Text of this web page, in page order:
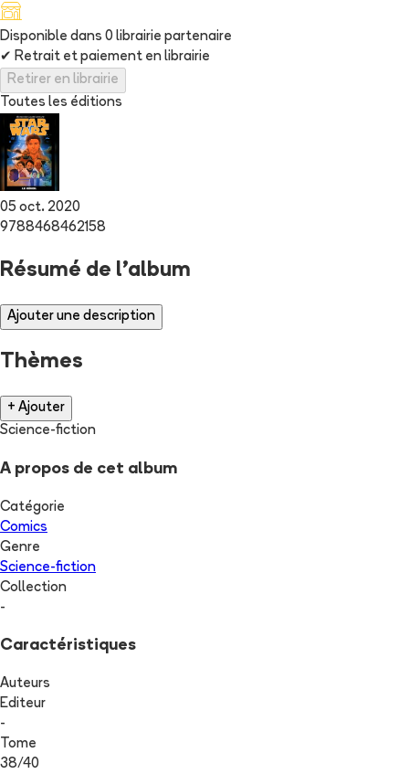
Disponible dans 0 librairie partenaire
✔ Retrait et paiement en librairie
Retirer en librairie
Toutes les éditions
05 oct. 2020
9788468462158
Résumé de l'album
Ajouter une description
Thèmes
+ Ajouter
Science-fiction
A propos de cet album
Catégorie
Comics
Genre
Science-fiction
Collection
-
Caractéristiques
Auteurs
Editeur
-
Tome
38/40